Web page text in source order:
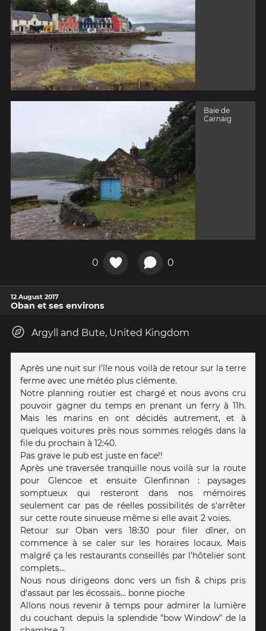
Baie de
Carnaig
0 0
12 August 2017
Oban et ses environs
Argyll and Bute, United Kingdom
Après une nuit sur l'île nous voilà de retour sur la terre
ferme avec une météo plus clémente.
Notre planning routier est chargé et nous avons cru
pouvoir gagner du temps en prenant un ferry à 11h.
Mais les marins en ont décidés autrement, et à
quelques voitures près nous sommes relogés dans la
file du prochain à 12:40.
Pas grave le pub est juste en face!!
Après une traversée tranquille nous voilà sur la route
pour Glencoe et ensuite Glenfinnan : paysages
somptueux qui resteront dans nos mémoires
seulement car pas de réelles possibilités de s'arrêter
sur cette route sinueuse même si elle avait 2 voies.
Retour sur Oban vers 18:30 pour filer dîner, on
commence à se caler sur les horaires locaux. Mais
malgré ça les restaurants conseillés par l'hôtelier sont
complets...
Nous nous dirigeons donc vers un fish & chips pris
d'assaut par les écossais... bonne pioche
Allons nous revenir à temps pour admirer la lumière
du couchant depuis la splendide "bow Window" de la